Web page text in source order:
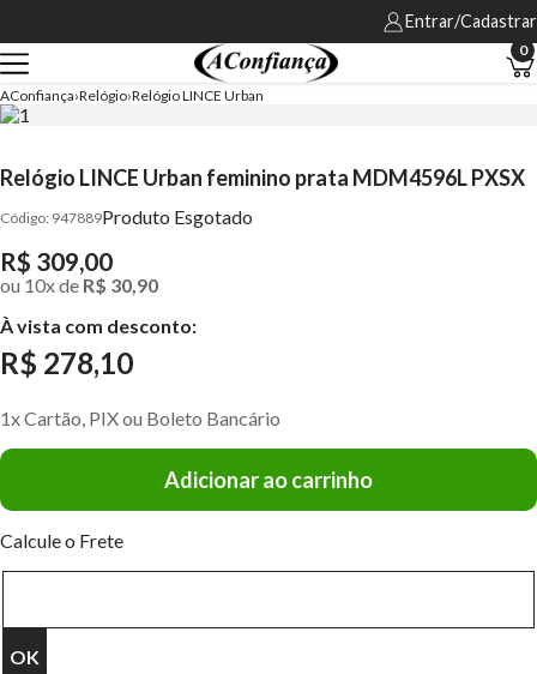
Entrar/Cadastrar
0
AConfiança Relógio Relógio LINCE Urban
Relógio LINCE Urban feminino prata MDM4596L PXSX
947889Produto Esgotado
R$ 309,00
ou 10xde R$ 30,90
À vista com desconto:
R$ 278,10
1x Cartão, PIX ou Boleto Bancário
Adicionar ao carrinho
Calcule o Frete